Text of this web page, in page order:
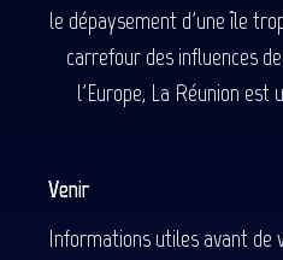
le dépaysement d'une île
carrefour des influences
l'Europe, La Réunion est
Venir
Informations utiles avant de